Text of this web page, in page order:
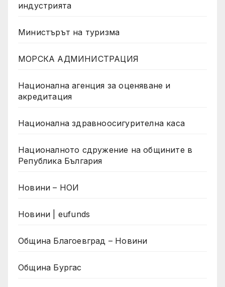
индустрията
Министърът на туризма
МОРСКА АДМИНИСТРАЦИЯ
Национална агенция за оценяване и
акредитация
Национална здравноосигурителна каса
Националното сдружение на общините в
Република България
Новини – НОИ
Новини | eufunds
Община Благоевград – Новини
Община Бургас